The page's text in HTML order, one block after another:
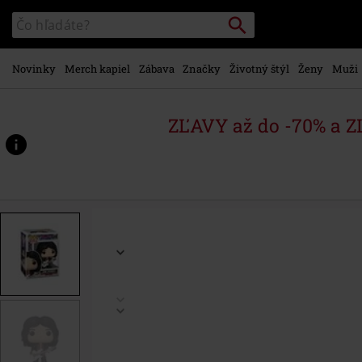
na
hlavný
obsah
Katalóg
vyhľadávania
Vyhľadávanie
Novinky Merch kapiel Zábava Značky Životný štýl Ženy Muži
ZĽAVY až do -70% a
www.emp-
p/joe-